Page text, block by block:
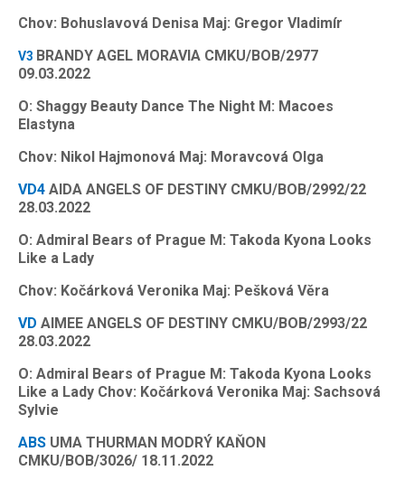
Chov: Bohuslavová Denisa Maj: Gregor Vladimír
V3 BRANDY AGEL MORAVIA CMKU/BOB/2977
09.03.2022
O: Shaggy Beauty Dance The Night M: Macoes
Elastyna
Chov: Nikol Hajmonová Maj: Moravcová Olga
VD4 AIDA ANGELS OF DESTINY CMKU/BOB/2992/22
28.03.2022
O: Admiral Bears of Prague M: Takoda Kyona Looks
Like a Lady
Chov: Kočárková Veronika Maj: Pešková Věra
VD AIMEE ANGELS OF DESTINY CMKU/BOB/2993/22
28.03.2022
O: Admiral Bears of Prague M: Takoda Kyona Looks
Like a Lady Chov: Kočárková Veronika Maj: Sachsová
Sylvie
ABS UMA THURMAN MODRÝ KAŇON
CMKU/BOB/3026/ 18.11.2022